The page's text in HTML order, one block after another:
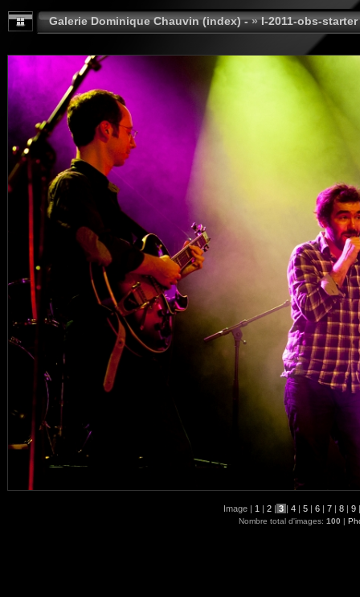
Galerie Dominique Chauvin (index) -»I-2011-obs-starter
Image | 1 | 2 | 3 | 4 | 5 | 6 | 7 | 8 | 9 |
Nombre total d'images: 100 |